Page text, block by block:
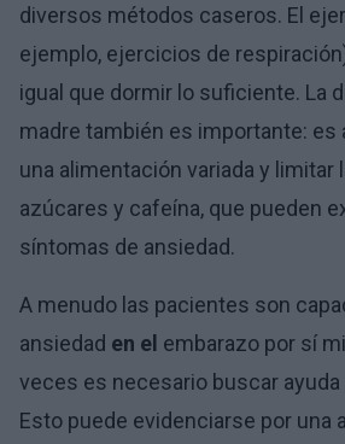
diversos métodos caseros. El
ejemplo, ejercicios de
igual que dormir lo suficiente. La
madre también es importante: es
una alimentación variada y limitar
azúcares y cafeína, que pueden
síntomas de ansiedad.
A menudo las pacientes son
ansiedad en el embarazo por sí
veces es necesario buscar
Esto puede evidenciarse por una